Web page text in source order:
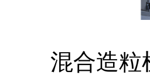
混合造粒机